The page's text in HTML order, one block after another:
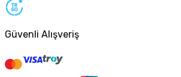
Güvenli Alışveriş